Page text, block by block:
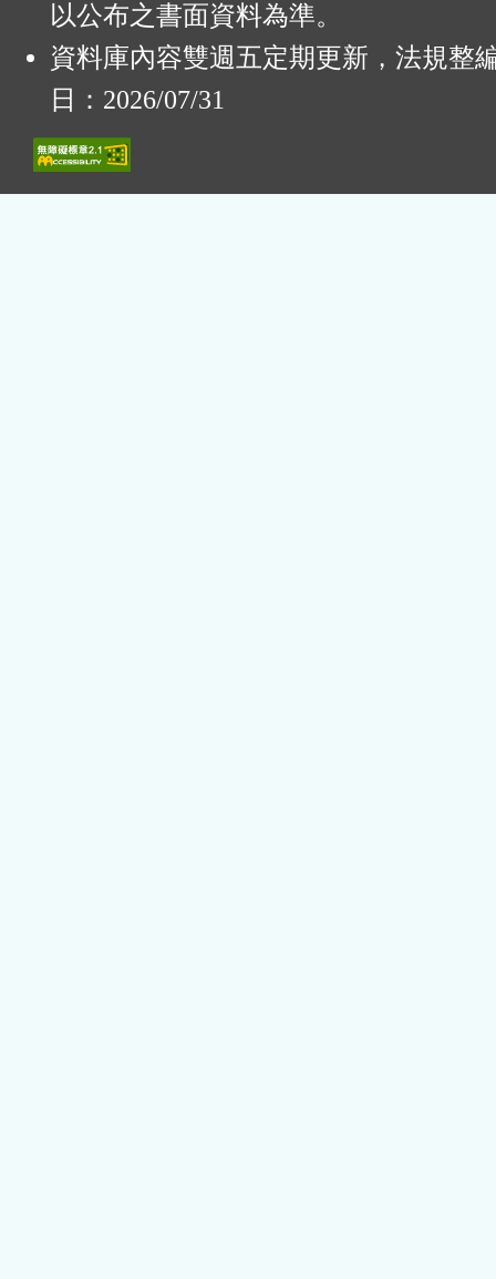
以公布之書面資料為準。
資料庫內容雙週五定期更新，法規整
日：2026/07/31